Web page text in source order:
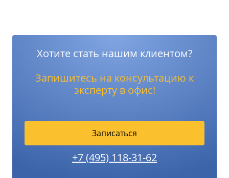
Хотите стать нашим клиентом?
Запишитесь на консультацию к
эксперту в офис!
Записаться
+7 (495) 118-31-62